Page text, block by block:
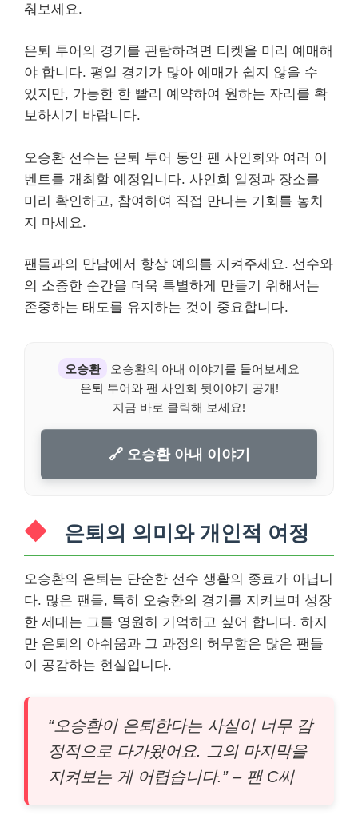
춰보세요.
은퇴 투어의 경기를 관람하려면 티켓을 미리 예매해
야 합니다. 평일 경기가 많아 예매가 쉽지 않을 수
있지만, 가능한 한 빨리 예약하여 원하는 자리를 확
보하시기 바랍니다.
오승환 선수는 은퇴 투어 동안 팬 사인회와 여러 이
벤트를 개최할 예정입니다. 사인회 일정과 장소를
미리 확인하고, 참여하여 직접 만나는 기회를 놓치
지 마세요.
팬들과의 만남에서 항상 예의를 지켜주세요. 선수와
의 소중한 순간을 더욱 특별하게 만들기 위해서는
존중하는 태도를 유지하는 것이 중요합니다.
오승환
오승환의 아내 이야기를 들어보세요
은퇴 투어와 팬 사인회 뒷이야기 공개!
지금 바로 클릭해 보세요!
🔗 오승환 아내 이야기
은퇴의 의미와 개인적 여정
오승환의 은퇴는 단순한 선수 생활의 종료가 아닙니
다. 많은 팬들, 특히 오승환의 경기를 지켜보며 성장
한 세대는 그를 영원히 기억하고 싶어 합니다. 하지
만 은퇴의 아쉬움과 그 과정의 허무함은 많은 팬들
이 공감하는 현실입니다.
“오승환이 은퇴한다는 사실이 너무 감
정적으로 다가왔어요. 그의 마지막을
지켜보는 게 어렵습니다.” – 팬 C씨